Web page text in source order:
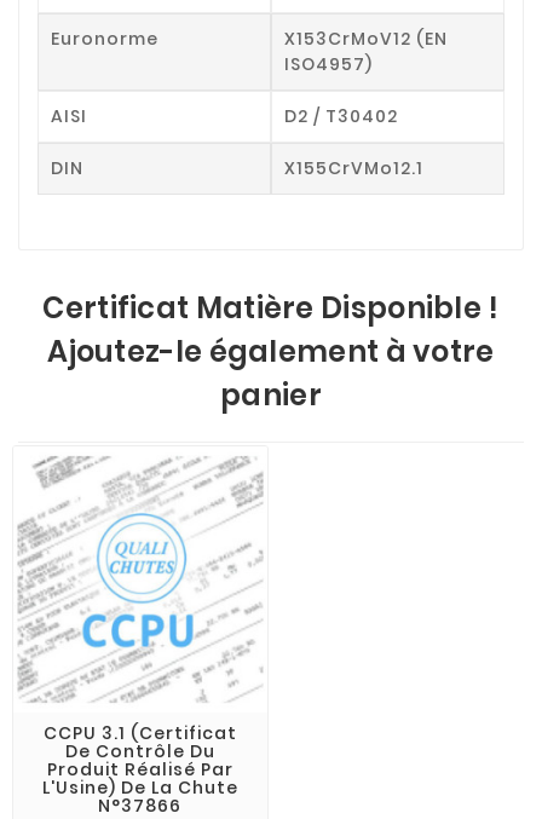
Euronorme
X153CrMoV12 (EN
ISO4957)
AISI D2 / T30402
DIN X155CrVMo12.1
Certificat Matière Disponible !
Ajoutez-le également à votre
panier
CCPU 3.1 (Certificat
De Contrôle Du
Produit Réalisé Par
L'Usine) De La Chute
N°37866